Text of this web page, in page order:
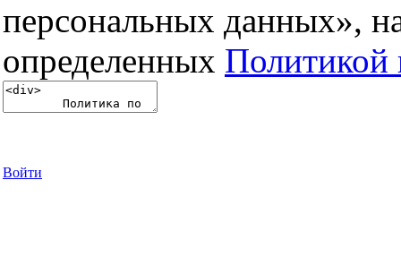
персональных данных»,
определенных Политикой
Войти